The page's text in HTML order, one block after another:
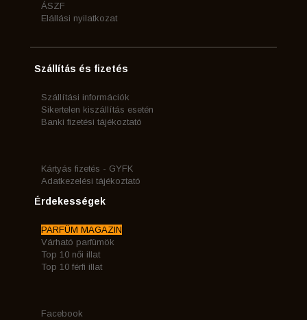
ÁSZF
Elállási nyilatkozat
Szállítás és fizetés
Szállítási információk
Sikertelen kiszállítás esetén
Banki fizetési tájékoztató
Kártyás fizetés - GYFK
Adatkezelési tájékoztató
Érdekességek
PARFÜM MAGAZIN
Várható parfümök
Top 10 női illat
Top 10 férfi illat
Facebook